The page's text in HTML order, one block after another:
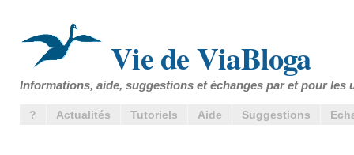
Vie de ViaBloga
Informations, aide, suggestions et échanges par et pour les
? Actualités Tutoriels Aide Suggestions